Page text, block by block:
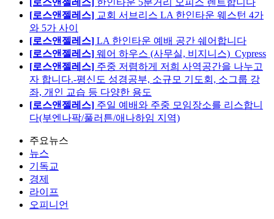
[로스앤젤레스] 교회 서브리스 LA 한인타운 웨스턴 4가
와 5가 사이
[로스앤젤레스] LA 한인타운 예배 공간 쉐어합니다
[로스앤젤레스] 웨어 하우스 (사무실, 비지니스)_Cypress
[로스앤젤레스] 주중 저렴하게 저희 사역공간을 나누고
자 합니다.-평신도 성경공부, 소규모 기도회, 소그룹 강
좌, 개인 교습 등 다양한 용도
[로스앤젤레스] 주일 예배와 주중 모임장소를 리스합니
다(부엔나팍/풀러튼/애나하임 지역)
주요뉴스
뉴스
기독교
경제
라이프
오피니언